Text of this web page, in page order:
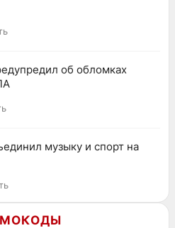
об обломках
музыку и спорт на